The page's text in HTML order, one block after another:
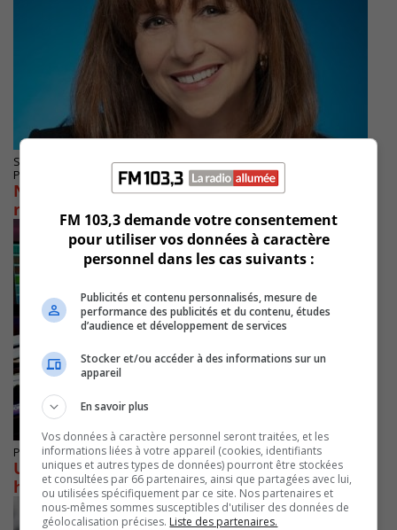
SAINT-BRUNO-DE-MONTARVILLE
Publié le 29 novembre 2022 à 14h17
Nathalie Roy est présidente de l’Assemblée
nationale
Publié le 7 octobre 2022 à 06h50
Une ingénieure de la NASA Julievilloise
honorée à Ottawa
FM 103,3 demande votre consentement
pour utiliser vos données à caractère
personnel dans les cas suivants :
Publicités et contenu personnalisés, mesure de
performance des publicités et du contenu, études
d’audience et développement de services
Stocker et/ou accéder à des informations sur un
appareil
En savoir plus
Vos données à caractère personnel seront traitées, et les
informations liées à votre appareil (cookies, identifiants
uniques et autres types de données) pourront être stockées
et consultées par 66 partenaires, ainsi que partagées avec lui,
ou utilisées spécifiquement par ce site. Nos partenaires et
nous-mêmes sommes susceptibles d'utiliser des données de
géolocalisation précises. Liste des partenaires.